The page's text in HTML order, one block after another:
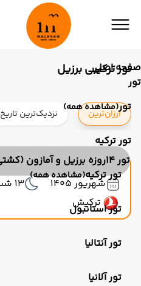
صفحه اصلی
تور
تور(مشاهده همه)
تور ترکیه
تور ترکیه(مشاهده همه)
تور استانبول
تور آنتالیا
تور آلانیا
تور ترکیبی برزیل
ارزان‌ترین نزدیک‌ترین تاریخ
تور 14روزه برزیل و آمازون (کشتی کروز) 15شهریور 1405
شهریور 1405
13 شب
ترکیش